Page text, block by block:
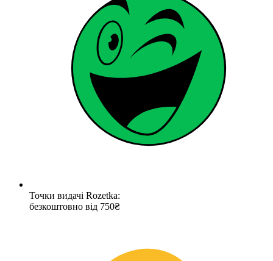
Точки видачі Rozetka:
безкоштовно від 750₴